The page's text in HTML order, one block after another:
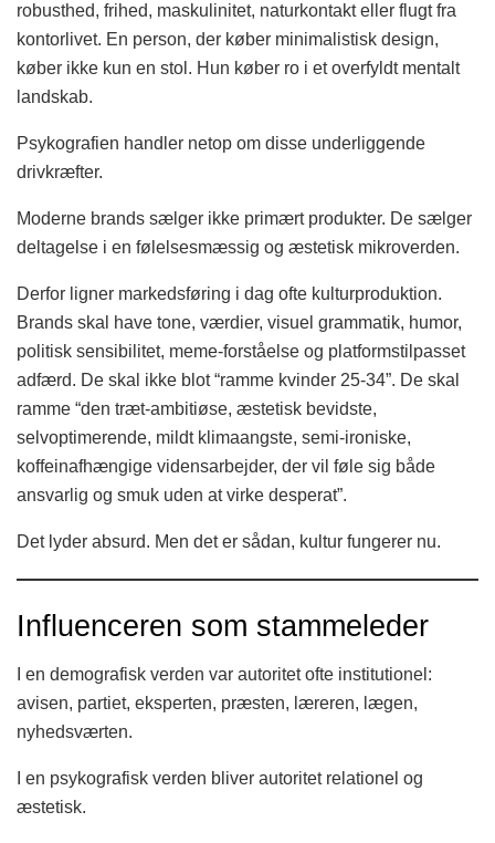
robusthed, frihed, maskulinitet, naturkontakt eller flugt fra
kontorlivet. En person, der køber minimalistisk design,
køber ikke kun en stol. Hun køber ro i et overfyldt mentalt
landskab.
Psykografien handler netop om disse underliggende
drivkræfter.
Moderne brands sælger ikke primært produkter. De sælger
deltagelse i en følelsesmæssig og æstetisk mikroverden.
Derfor ligner markedsføring i dag ofte kulturproduktion.
Brands skal have tone, værdier, visuel grammatik, humor,
politisk sensibilitet, meme-forståelse og platformstilpasset
adfærd. De skal ikke blot “ramme kvinder 25-34”. De skal
ramme “den træt-ambitiøse, æstetisk bevidste,
selvoptimerende, mildt klimaangste, semi-ironiske,
koffeinafhængige vidensarbejder, der vil føle sig både
ansvarlig og smuk uden at virke desperat”.
Det lyder absurd. Men det er sådan, kultur fungerer nu.
Influenceren som stammeleder
I en demografisk verden var autoritet ofte institutionel:
avisen, partiet, eksperten, præsten, læreren, lægen,
nyhedsværten.
I en psykografisk verden bliver autoritet relationel og
æstetisk.